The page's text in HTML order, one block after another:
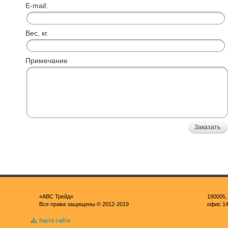
E-mail:
Вес, кг.
Примечание
Заказать
«ABC Трейд»
Все права защищены © 2012-2019
Карта сайта
офис 14